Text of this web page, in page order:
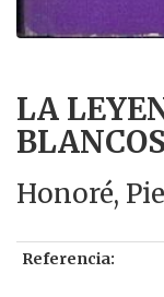
LA
Honoré,
Referencia: